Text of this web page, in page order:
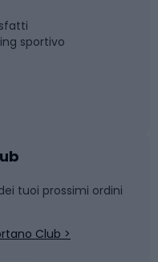
sportivo
tuoi prossimi ordini
Club >